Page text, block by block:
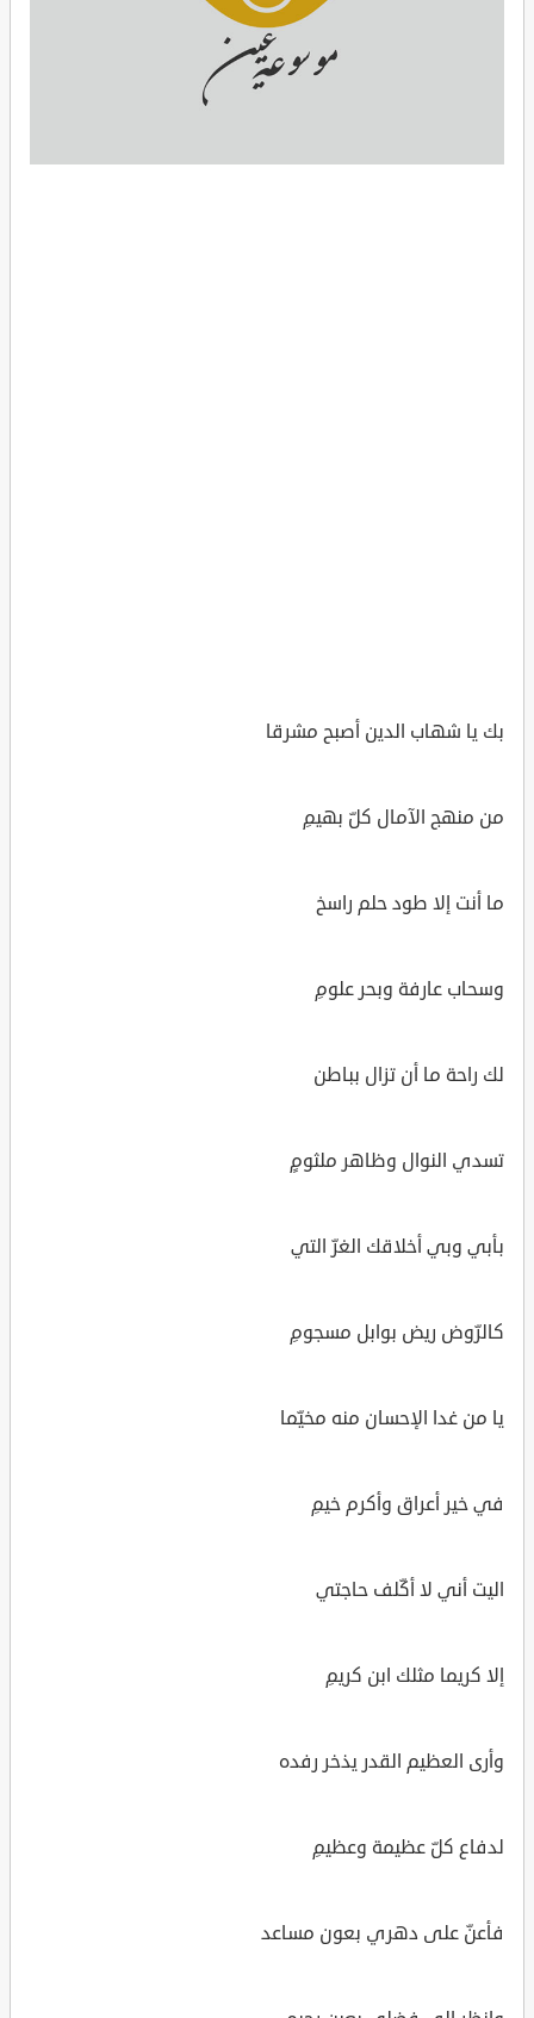
بك يا شهاب الدين أصبح مشرقا
من منهج الآمال كلّ بهيمِ
ما أنت إلا طود حلم راسخ
وسحاب عارفة وبحر علومِ
لك راحة ما أن تزال بباطن
تسدي النوال وظاهر ملثومٍ
بأبي وبي أخلاقك الغرّ التي
كالرّوض ريض بوابل مسجومِ
يا من غدا الإحسان منه مخيّما
في خير أعراق وأكرم خيمِ
اليت أني لا أكّلف حاجتي
إلا كريما مثلك ابن كريمِ
وأرى العظيم القدر يذخر رفده
لدفاع كلّ عظيمة وعظيمِ
فأعنّ على دهري بعون مساعد